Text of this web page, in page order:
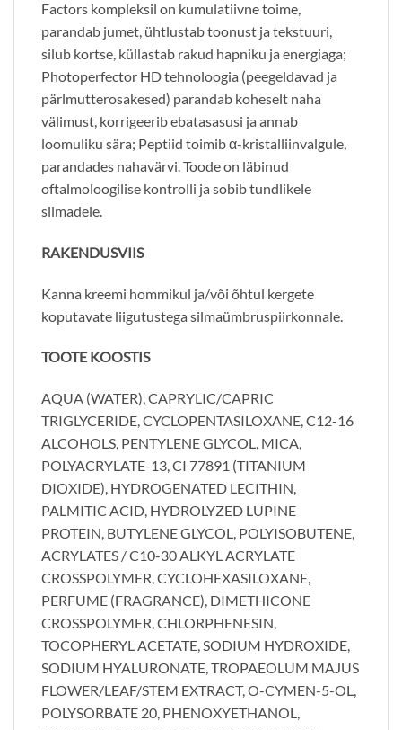
Factors kompleksil on kumulatiivne toime,
parandab jumet, ühtlustab toonust ja tekstuuri,
silub kortse, küllastab rakud hapniku ja energiaga;
Photoperfector HD tehnoloogia (peegeldavad ja
pärlmutterosakesed) parandab koheselt naha
välimust, korrigeerib ebatasasusi ja annab
loomuliku sära; Peptiid toimib α-kristalliinvalgule,
parandades nahavärvi. Toode on läbinud
oftalmoloogilise kontrolli ja sobib tundlikele
silmadele.
RAKENDUSVIIS
Kanna kreemi hommikul ja/või õhtul kergete
koputavate liigutustega silmaümbruspiirkonnale.
TOOTE KOOSTIS
AQUA (WATER), CAPRYLIC/CAPRIC
TRIGLYCERIDE, CYCLOPENTASILOXANE, C12-16
ALCOHOLS, PENTYLENE GLYCOL, MICA,
POLYACRYLATE-13, CI 77891 (TITANIUM
DIOXIDE), HYDROGENATED LECITHIN,
PALMITIC ACID, HYDROLYZED LUPINE
PROTEIN, BUTYLENE GLYCOL, POLYISOBUTENE,
ACRYLATES / C10-30 ALKYL ACRYLATE
CROSSPOLYMER, CYCLOHEXASILOXANE,
PERFUME (FRAGRANCE), DIMETHICONE
CROSSPOLYMER, CHLORPHENESIN,
TOCOPHERYL ACETATE, SODIUM HYDROXIDE,
SODIUM HYALURONATE, TROPAEOLUM MAJUS
FLOWER/LEAF/STEM EXTRACT, O-CYMEN-5-OL,
POLYSORBATE 20, PHENOXYETHANOL,